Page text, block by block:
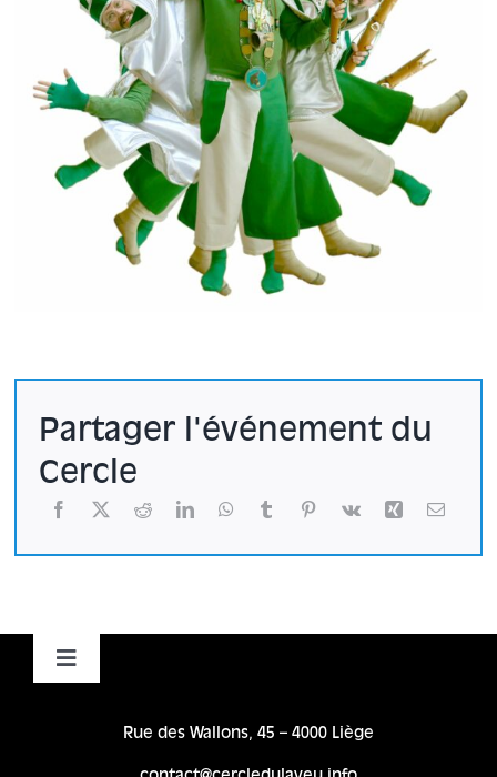
Partager l'événement du
Cercle
Toggle
Rue des Wallons, 45 – 4000 Liège